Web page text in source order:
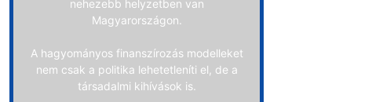
nehezebb helyzetben van
Magyarországon.
A hagyományos finanszírozás modelleket
nem csak a politika lehetetleníti el, de a
társadalmi kihívások is.